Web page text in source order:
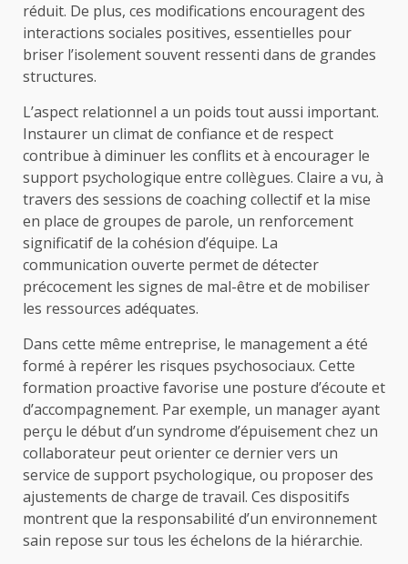
réduit. De plus, ces modifications encouragent des
interactions sociales positives, essentielles pour
briser l’isolement souvent ressenti dans de grandes
structures.
L’aspect relationnel a un poids tout aussi important.
Instaurer un climat de confiance et de respect
contribue à diminuer les conflits et à encourager le
support psychologique entre collègues. Claire a vu, à
travers des sessions de coaching collectif et la mise
en place de groupes de parole, un renforcement
significatif de la cohésion d’équipe. La
communication ouverte permet de détecter
précocement les signes de mal-être et de mobiliser
les ressources adéquates.
Dans cette même entreprise, le management a été
formé à repérer les risques psychosociaux. Cette
formation proactive favorise une posture d’écoute et
d’accompagnement. Par exemple, un manager ayant
perçu le début d’un syndrome d’épuisement chez un
collaborateur peut orienter ce dernier vers un
service de support psychologique, ou proposer des
ajustements de charge de travail. Ces dispositifs
montrent que la responsabilité d’un environnement
sain repose sur tous les échelons de la hiérarchie.